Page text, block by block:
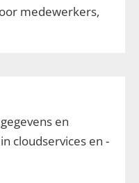
medewerkers,
en
cloudservices en -